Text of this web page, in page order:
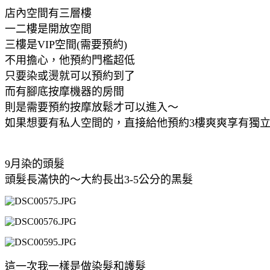
店內空間有三層樓
一二樓是開放空間
三樓是VIP空間(需要預約)
不用擔心，他預約門檻超低
只要染或燙就可以預約到了
而有腳底按摩機器的房間
則是需要預約按摩放鬆才可以進入～
如果想要有私人空間的，直接給他預約3樓爽爽享有獨
9月染的頭髮
頭髮長滿快的～大約長出3-5公分的黑髮
這一次我一樣是做染髮和護髮